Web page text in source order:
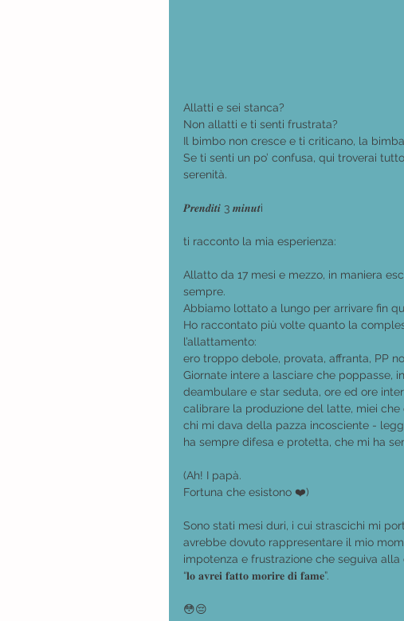
Allatti e sei stanca?
Non allatti e ti senti frustrata?
Il bimbo non cresce e ti criticano, la
Se ti senti un po’ confusa, qui troverai
serenità.
𝑷𝒓𝒆𝒏𝒅𝒊𝒕𝒊 3 𝒎𝒊𝒏𝒖𝒕i
ti racconto la mia esperienza:
Allatto da 17 mesi e mezzo, in maniera
sempre.
Abbiamo lottato a lungo per arrivare fin
Ho raccontato più volte quanto la
l’allattamento:
ero troppo debole, provata, affranta, PP
Giornate intere a lasciare che poppasse,
deambulare e star seduta, ore ed ore
calibrare la produzione del latte, miei che
chi mi dava della pazza incosciente -
ha sempre difesa e protetta, che mi ha
(Ah! I papà.
Fortuna che esistono ❤️)
Sono stati mesi duri, i cui strascichi mi
avrebbe dovuto rappresentare il mio
impotenza e frustrazione che seguiva
“𝐥𝐨 𝐚𝐯𝐫𝐞𝐢 𝐟𝐚𝐭𝐭𝐨 𝐦𝐨𝐫𝐢𝐫𝐞 𝐝𝐢 𝐟𝐚𝐦𝐞”.
😳😔